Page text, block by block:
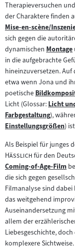
Therapieversuchen
der Charaktere finden
Zum
Inhalt:
Mise-en-scène/
sich gegen die
dynamischen Zum
Inhalt:
Montage
in die aufgebrachte
hineinzuversetzen.
etwa wenn Jona und
poetischeZum
Inhalt:
Licht (Glossar:Zum
Inhalt:
Licht
Zum
Inhalt:
Farbgestaltung),
Zum
Inhalt:
Einstellungsgrößen)
Als Beispiel für junges
Hässlich "für den
Zum
Inhalt:
Coming-of-Age-Film
die sich gegen
Filmanalyse sind
das weitgehend
Auseinandersetzung
allem der
Liebesgeschichte,
komplexere